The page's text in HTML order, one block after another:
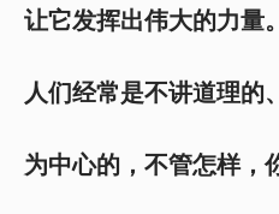
让它发挥出伟大的力量。
人们经常是不讲道理的
为中心的，不管怎样，